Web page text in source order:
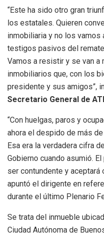
“Este ha sido otro gran
los estatales. Quieren
inmobiliaria y no los vamos
testigos pasivos del
Vamos a resistir y se van
inmobiliarios que, con los
presidente y sus amigos”,
Secretario General de
“Con huelgas, paros y
ahora el despido de más
Esa era la verdadera cifra
Gobierno cuando asumió.
ser contundente y aceptará
apuntó el dirigente en
durante el último Plenario
Se trata del inmueble
Ciudad Autónoma de